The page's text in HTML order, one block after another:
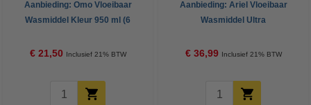
Aanbieding: Omo Vloeibaar
Wasmiddel Kleur 950 ml (6
€ 21,50 Inclusief 21% BTW
Aanbieding: Ariel Vloeibaar
Wasmiddel Ultra
flessen - 124 Wasbeurten)
€ 36,99 Inclusief 21% BTW